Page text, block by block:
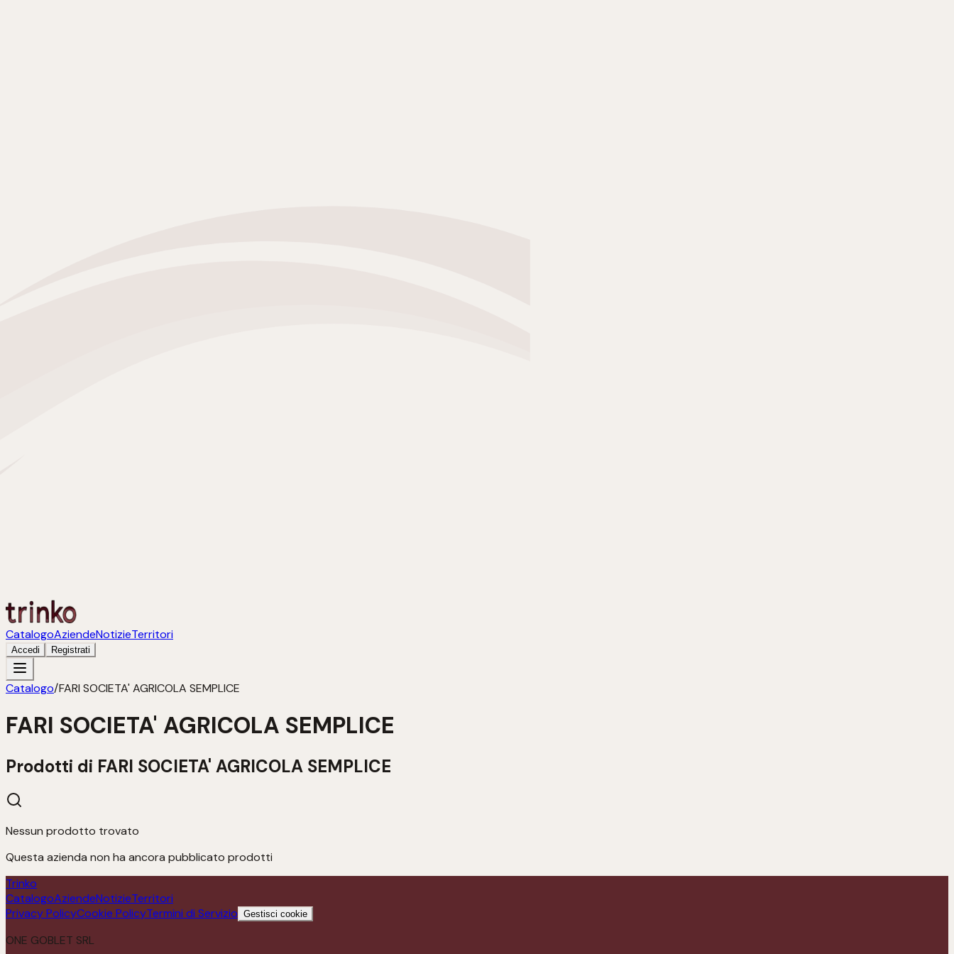
CatalogoAziendeNotizieTerritori
Accedi Registrati
Catalogo/FARI SOCIETA' AGRICOLA SEMPLICE
FARI SOCIETA' AGRICOLA SEMPLICE
Prodotti di FARI SOCIETA' AGRICOLA SEMPLICE
Nessun prodotto trovato
Questa azienda non ha ancora pubblicato prodotti
Trinko
CatalogoAziendeNotizieTerritori
Privacy PolicyCookie PolicyTermini di Servizio Gestisci cookie
ONE GOBLET SRL